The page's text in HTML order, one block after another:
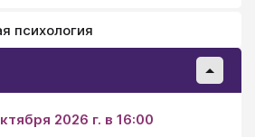
психология
2026 г. в 16:00